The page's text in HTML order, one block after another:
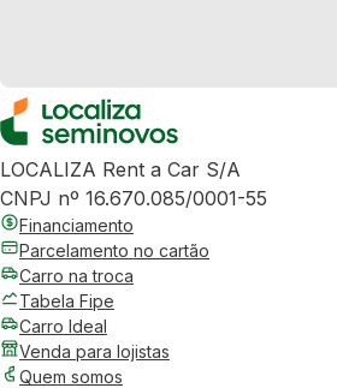
LOCALIZA Rent a Car S/A
CNPJ nº 16.670.085/0001-55
Financiamento
Parcelamento no cartão
Carro na troca
Tabela Fipe
Carro Ideal
Venda para lojistas
Quem somos